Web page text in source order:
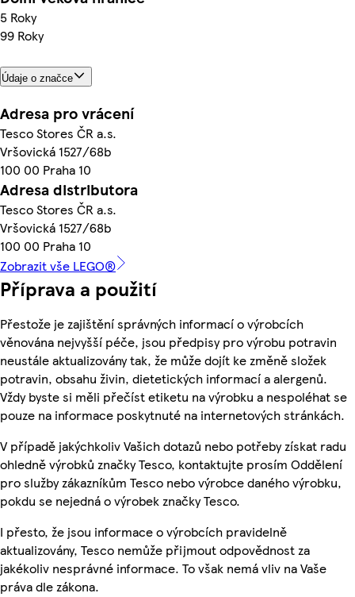
5 Roky
99 Roky
Údaje o značce
Adresa pro vrácení
Tesco Stores ČR a.s.
Vršovická 1527/68b
100 00 Praha 10
Adresa distributora
Tesco Stores ČR a.s.
Vršovická 1527/68b
100 00 Praha 10
Zobrazit vše LEGO®
Příprava a použití
Přestože je zajištění správných informací o výrobcích
věnována nejvyšší péče, jsou předpisy pro výrobu potravin
neustále aktualizovány tak, že může dojít ke změně složek
potravin, obsahu živin, dietetických informací a alergenů.
Vždy byste si měli přečíst etiketu na výrobku a nespoléhat se
pouze na informace poskytnuté na internetových stránkách.
V případě jakýchkoliv Vašich dotazů nebo potřeby získat radu
ohledně výrobků značky Tesco, kontaktujte prosím Oddělení
pro služby zákazníkům Tesco nebo výrobce daného výrobku,
pokdu se nejedná o výrobek značky Tesco.
I přesto, že jsou informace o výrobcích pravidelně
aktualizovány, Tesco nemůže přijmout odpovědnost za
jakékoliv nesprávné informace. To však nemá vliv na Vaše
práva dle zákona.